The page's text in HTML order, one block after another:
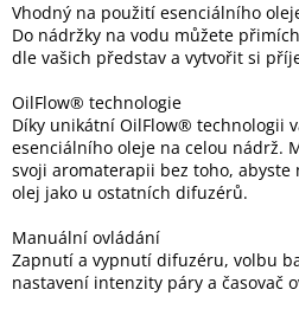
Vhodný na použití esenciálního
Do nádržky na vodu můžete
dle vašich představ a vytvořit si
OilFlow® technologie
Díky unikátní OilFlow® technologii
esenciálního oleje na celou nádrž.
svoji aromaterapii bez toho,
olej jako u ostatních difuzérů.
Manuální ovládání
Zapnutí a vypnutí difuzéru, volbu
nastavení intenzity páry a časovač